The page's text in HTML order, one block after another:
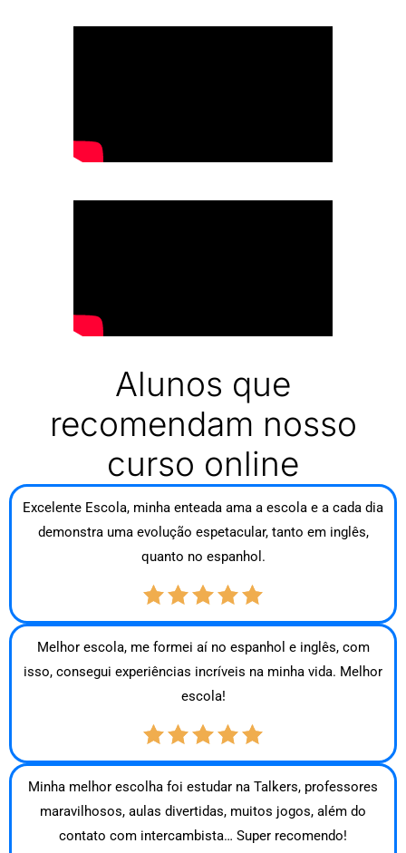
Alunos que
recomendam nosso
curso online
Excelente Escola, minha enteada ama a escola e a cada dia
demonstra uma evolução espetacular, tanto em inglês,
quanto no espanhol.
Melhor escola, me formei aí no espanhol e inglês, com
isso, consegui experiências incríveis na minha vida. Melhor
escola!
Minha melhor escolha foi estudar na Talkers, professores
maravilhosos, aulas divertidas, muitos jogos, além do
contato com intercambista… Super recomendo!